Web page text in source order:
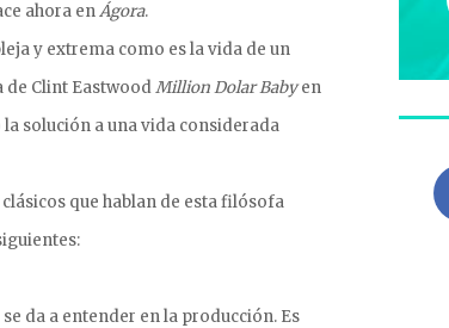
ahora enÁgora.
y extrema como es la vida de un
Clint EastwoodMillion Dolar Babyen
solución a una vida considerada
que hablan de esta filósofa
da a entender en la producción. Es